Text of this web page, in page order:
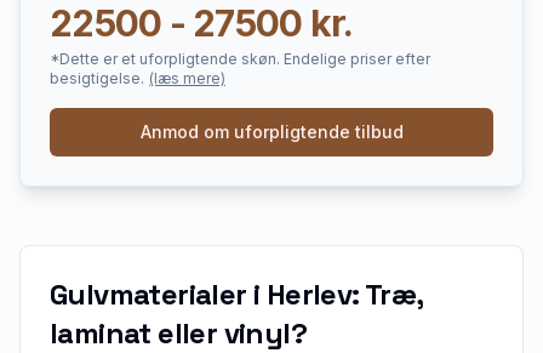
22500 - 27500 kr.
*Dette er et uforpligtende skøn. Endelige priser efter
besigtigelse. (læs mere)
Anmod om uforpligtende tilbud
Gulvmaterialer i Herlev: Træ,
laminat eller vinyl?